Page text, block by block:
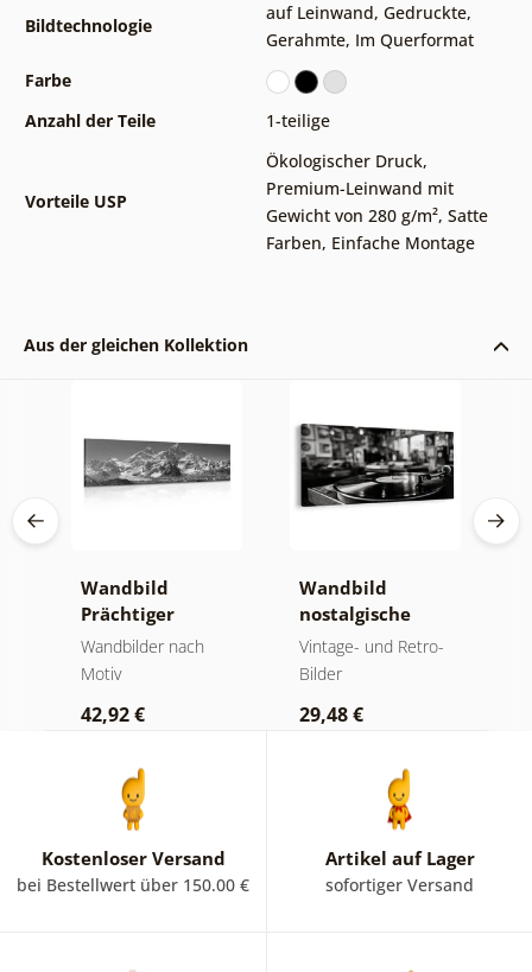
Bildtechnologie
auf Leinwand, Gedruckte,
Gerahmte, Im Querformat
Farbe
Anzahl der Teile
1-teilige
Vorteile USP
Ökologischer Druck,
Premium-Leinwand mit
Gewicht von 280 g/m², Satte
Farben, Einfache Montage
Aus der gleichen Kollektion
Wandbild
Prächtiger
Berggipfel in
Schwarz-Weiß
Wandbilder nach
Motiv
42,92 €
Wandbild
nostalgische
Musikatmosphäre
Vintage- und Retro-
Bilder
29,48 €
Kostenloser Versand
bei Bestellwert über 150.00 €
Artikel auf Lager
sofortiger Versand